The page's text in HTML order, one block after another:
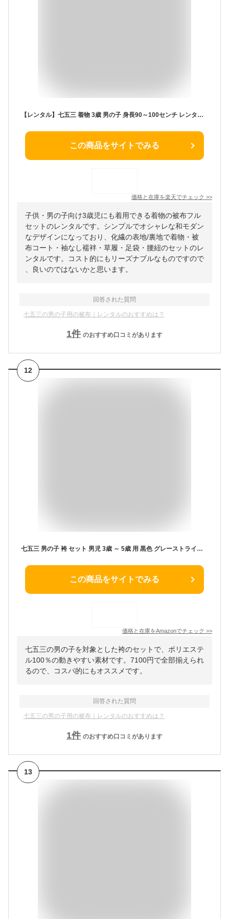
【レンタル】七五三 着物 3歳 男の子 身長90～100センチ レンタル おしゃれ アンティーク レトロ 和風モダン古典 3歳男の子 被布 753着物 被布フルセット 753 子供 きもの 七五三レンタル 貸衣装 貸衣裳 往復送料無料 /3AO5-05 お揃いコーデ 黒 疋田柄 ベージュ
この商品をサイトでみる
価格と在庫を楽天でチェック >>
子供・男の子向け3歳児にも着用できる着物の被布フル
セットのレンタルです。シンプルでオシャレな和モダン
なデザインになっており、化繊の表地/裏地で着物・被
布コート・袖なし襦袢・草履・足袋・腰紐のセットのレ
ンタルです。コスト的にもリーズナブルなものですので
、良いのではないかと思います。
回答された質問
七五三の男の子用の被布｜レンタルのおすすめは？
1件 のおすすめ口コミがあります
12
七五三 男の子 袴 セット 男児 3歳 ～ 5歳 用 黒色 グレーストライプ 縞袴 七点 セット (箱入り)
この商品をサイトでみる
価格と在庫をAmazonでチェック >>
七五三の男の子を対象とした袴のセットで、ポリエステ
ル100％の動きやすい素材です。7100円で全部揃えられ
るので、コスパ的にもオススメです。
回答された質問
七五三の男の子用の被布｜レンタルのおすすめは？
1件 のおすすめ口コミがあります
13